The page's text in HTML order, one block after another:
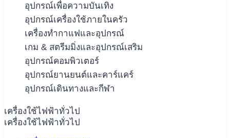
อุปกรณ์เพื่อความบันเทิง
อุปกรณ์เครื่องใช้ภายในครัว
เครื่องทำกาแฟและอุปกรณ์
เกม & สตรีมมิ่งและอุปกรณ์เสริม
อุปกรณ์คอมพิวเตอร์
อุปกรณ์ยานยนต์และคาร์แคร์
อุปกรณ์เดินทางและกีฬา
เครื่องใช้ไฟฟ้าทั่วไป
เครื่องใช้ไฟฟ้าทั่วไป